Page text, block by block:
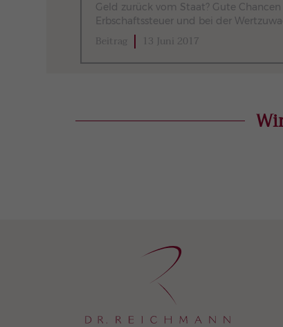
Geld zurück vom Staat? Gute
Erbschaftssteuer und bei der
Beitrag 13 Juni 2017